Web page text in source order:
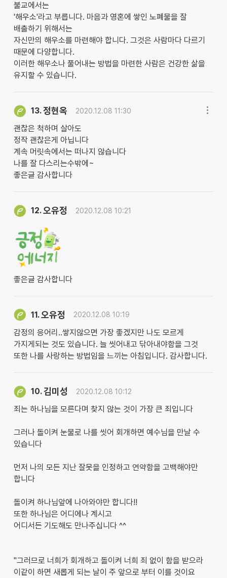
불교에서는
'해우소'라고 부릅니다. 마음과 영혼에 쌓인 노폐물을 잘
배출하기 위해서는
자신만의 해우소를 마련해야 합니다. 그것은 사람마다 다르기
때문에 다양합니다.
이러한 해우소나 풀어내는 방법을 마련한 사람은 건강한 삶을
유지할 수 있습니다.
13.정현옥 2020.12.08 11:30
괜찮은 척하며 살아도
정작 괜찮은게 아닙니다
계속 머릿속에서는 떠나지 않습니다
나를 잘 다스리는수밖에~
좋은글 감사합니다
12.오유정 2020.12.08 10:21
좋은글 감사합니다
11.오유정 2020.12.08 10:19
감정의 응어리..쌓지않으면 가장 좋겠지만 나도 모르게
가지게되는 것도 있습니다. 늘 씻어내고 닦아내야함을 그것
또한 나를 사랑하는 방법임을 느끼는 아침입니다. 감사합니다.
10.김미성 2020.12.08 10:12
죄는 하나님을 모른다며 찾지 않는 것이 가장 큰 죄입니다
그러나 돌이켜 눈물로 나를 씻어 회개하면 예수님을 만날 수
있습니다
먼저 나의 모든 지난 잘못을 인정하고 연약함을 고백해야만
합니다
돌이켜 하나님앞에 나아와야만 합니다!!
또한 하나님은 어디에나 계시고
어디서든 기도해도 만나주십니다 ^^
"그러므로 너희가 회개하고 돌이켜 너희 죄 없이 함을 받으라
이같이 하면 새롭게 되는 날이 주 앞으로 부터 이를 것이요